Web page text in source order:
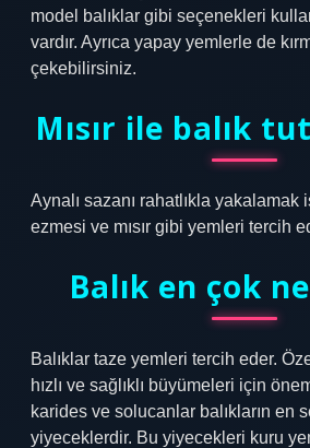
model balıklar gibi seçenekleri
vardır. Ayrıca yapay yemlerle de
çekebilirsiniz.
Mısır ile balık
Aynalı sazanı rahatlıkla yakalamak
ezmesi ve mısır gibi yemleri tercih
Balık en çok
Balıklar taze yemleri tercih eder.
hızlı ve sağlıklı büyümeleri için
karides ve solucanlar balıkların en
yiyeceklerdir. Bu yiyecekleri kuru